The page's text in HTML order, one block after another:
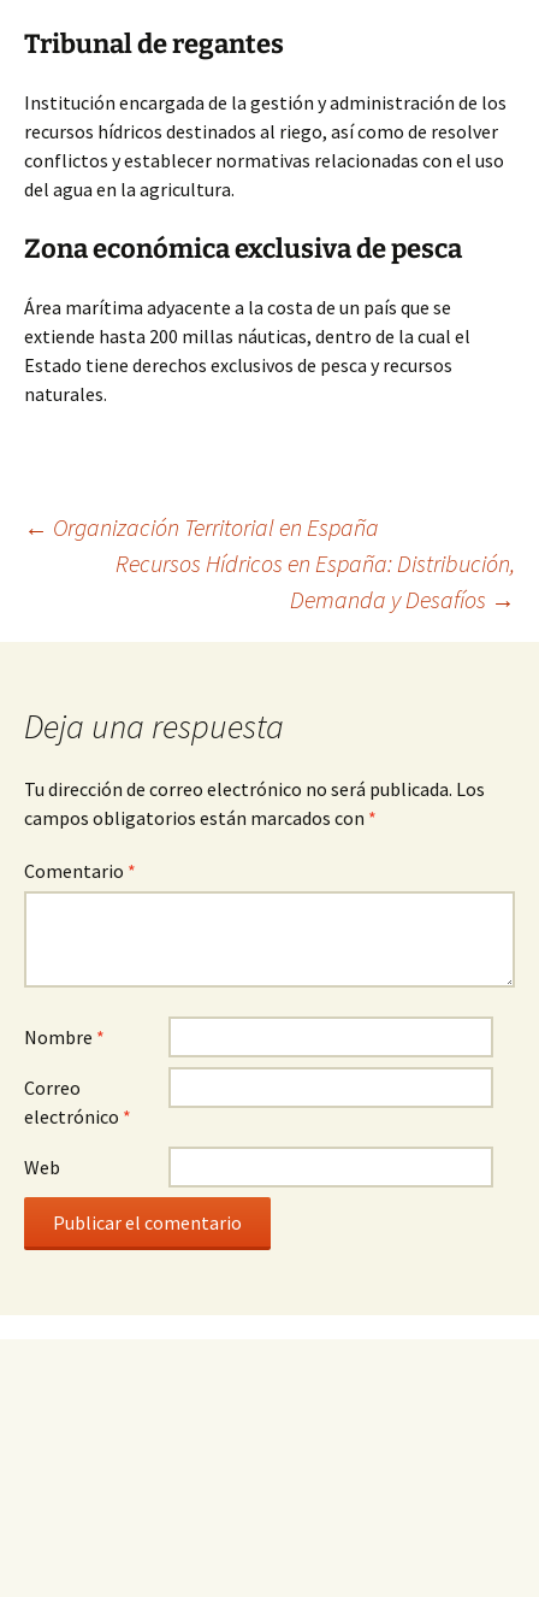
Tribunal de regantes
Institución encargada de la gestión y administración de los
recursos hídricos destinados al riego, así como de resolver
conflictos y establecer normativas relacionadas con el uso
del agua en la agricultura.
Zona económica exclusiva de pesca
Área marítima adyacente a la costa de un país que se
extiende hasta 200 millas náuticas, dentro de la cual el
Estado tiene derechos exclusivos de pesca y recursos
naturales.
Navegación
← Organización Territorial en España
Recursos Hídricos en España: Distribución,
Demanda y Desafíos →
Deja una respuesta
Tu dirección de correo electrónico no será publicada. Los
campos obligatorios están marcados con *
Comentario *
Nombre *
Correo
electrónico *
Web